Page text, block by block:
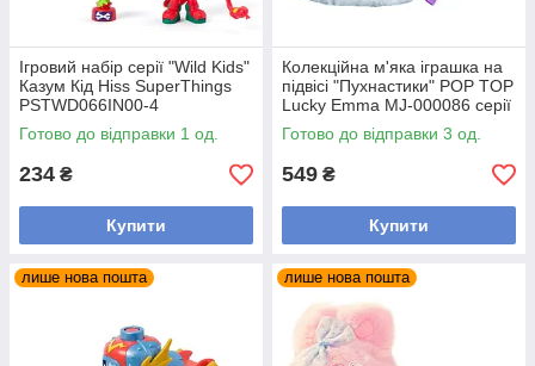
Ігровий набір серії "Wild Kids"
Казум Кід Hiss SuperThings
PSTWD066IN00-4
Готово до відправки 1 од.
234 ₴
Купити
Колекційна м'яка іграшка на
підвісі "Пухнастики" POP TOP
Lucky Emma MJ-000086 серії
"Lovely Emma"
Готово до відправки 3 од.
549 ₴
Купити
лише нова пошта лише нова пошта